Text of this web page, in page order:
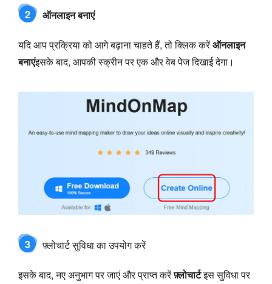
2 ऑनलाइन बनाएं
यदि आप प्रक्रिया को आगे बढ़ाना चाहते हैं, तो क्लिक करेंऑनलाइन
बनाएंइसके बाद, आपकी स्क्रीन पर एक और वेब पेज दिखाई देगा।
3 फ़्लोचार्ट सुविधा का उपयोग करें
इसके बाद, नए अनुभाग पर जाएं और प्राप्त करेंफ़्लोचार्टइस सुविधा पर